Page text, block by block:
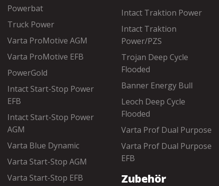
Powerbat
Truck Power
Varta ProMotive AGM
Varta ProMotive EFB
PowerGold
Intact Start-Stop Power
EFB
Intact Start-Stop Power
AGM
Varta Blue Dynamic
Varta Start-Stop AGM
Varta Start-Stop EFB
Intact Traktion Power
Intact Traktion
Power/PZS
Trojan Deep Cycle
Flooded
Banner Energy Bull
Leoch Deep Cycle
Flooded
Varta Prof Dual Purpose
Varta Prof Dual Purpose
EFB
Zubehör